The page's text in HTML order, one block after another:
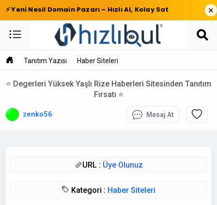
⚡ Yeni Nesil Domain Pazarı – Hızlı Al, Kolay Sat ×
Tanıtım Yazısı Haber Siteleri
⭐ Degerleri Yüksek Yaşlı Rize Haberleri Sitesinden Tanıtım
Fırsatı ⭐
zenko56 Mesaj At
URL : Üye Olunuz
Kategori : Haber Siteleri